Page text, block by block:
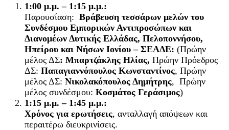
1:00 μ.μ. – 1:15 μ.μ.:
Παρουσίαση: Βράβευση τεσσάρων μελών του
Συνδέσμου Εμπορικών Αντιπροσώπων και
Διανομέων Δυτικής Ελλάδας, Πελοποννήσου,
Ηπείρου και Νήσων Ιονίου – ΣΕΑΔΕ: (Πρώην
μέλος ΔΣ: Μπαρτζάκλης Ηλίας, Πρώην Πρόεδρος
ΔΣ: Παπαγιαννόπουλος Κωνσταντίνος, Πρώην
μέλος ΔΣ: Νικολακόπουλος Δημήτρης, Πρώην
μέλος συνδέσμου: Κοσμάτος Γεράσιμος)
1:15 μ.μ. – 1:45 μ.μ.:
Χρόνος για ερωτήσεις, ανταλλαγή απόψεων και
περαιτέρω διευκρινίσεις.